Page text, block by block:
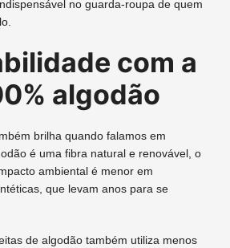
no guarda-roupa de quem
com a
algodão
brilha quando falamos em
é uma fibra natural e renovável, o
ambiental é menor em
que levam anos para se
de algodão também utiliza menos